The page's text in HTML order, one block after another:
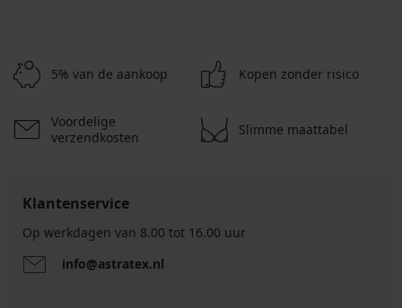
5% van de aankoop Kopen zonder risico
Voordelige
verzendkosten
Slimme maattabel
Klantenservice
Op werkdagen van 8.00 tot 16.00 uur
info@astratex.nl